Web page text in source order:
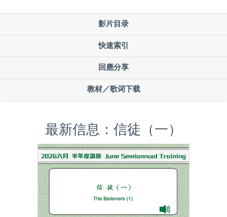
影片目录
快速索引
回應分享
教材／歌词下载
最新信息：信徒（一）